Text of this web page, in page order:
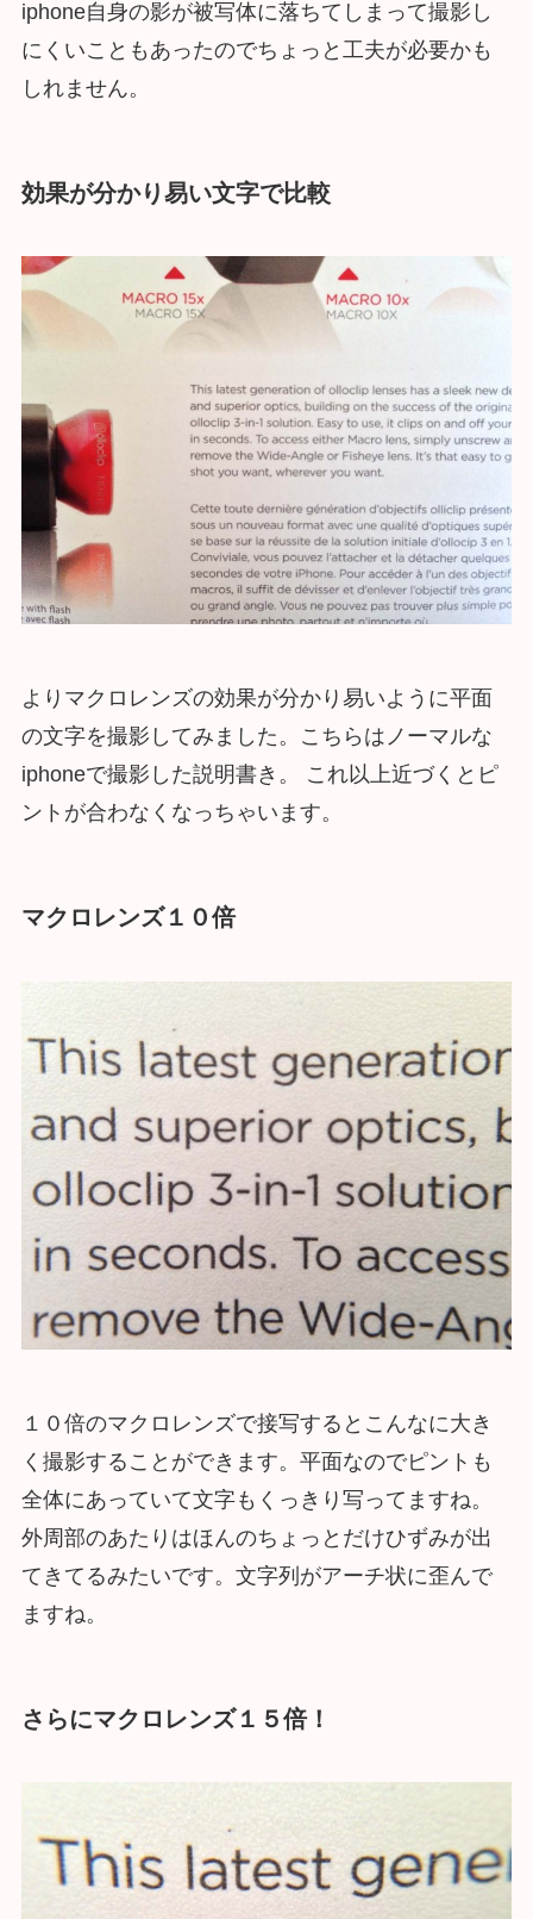
iphone自身の影が被写体に落ちてしまって撮影し
にくいこともあったのでちょっと工夫が必要かも
しれません。
効果が分かり易い文字で比較
よりマクロレンズの効果が分かり易いように平面
の文字を撮影してみました。こちらはノーマルな
iphoneで撮影した説明書き。 これ以上近づくとピ
ントが合わなくなっちゃいます。
マクロレンズ１０倍
１０倍のマクロレンズで接写するとこんなに大き
く撮影することができます。平面なのでピントも
全体にあっていて文字もくっきり写ってますね。
外周部のあたりはほんのちょっとだけひずみが出
てきてるみたいです。文字列がアーチ状に歪んで
ますね。
さらにマクロレンズ１５倍！